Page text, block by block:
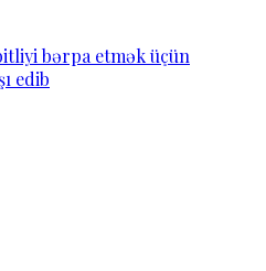
bərpa etmək üçün
edib